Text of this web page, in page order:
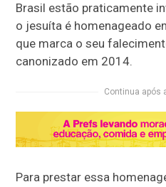
Brasil estão praticamente
o jesuíta é homenageado
que marca o seu
canonizado em 2014.
Continua após
Para prestar essa